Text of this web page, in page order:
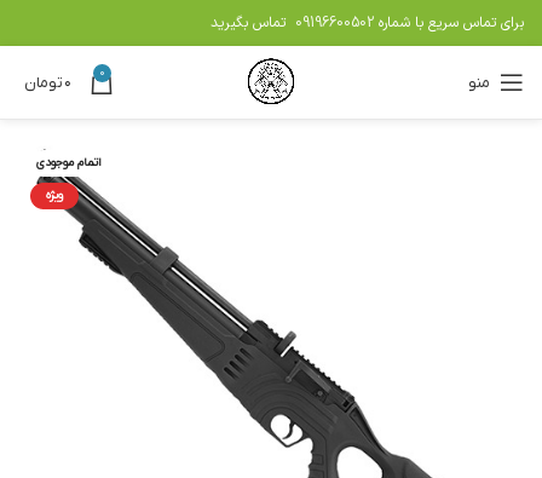
برای تماس سریع با شماره 09196600502 تماس بگیرید
منو 0 ۰تومان
اتمام موجودی
ویژه